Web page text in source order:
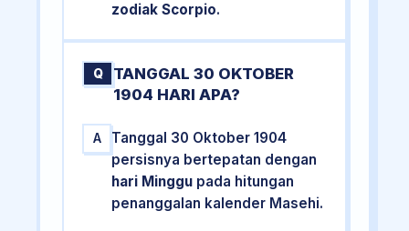
zodiak Scorpio.
Q
TANGGAL 30 OKTOBER
1904 HARI APA?
A
Tanggal 30 Oktober 1904
persisnya bertepatan dengan
hari Minggu pada hitungan
penanggalan kalender Masehi.